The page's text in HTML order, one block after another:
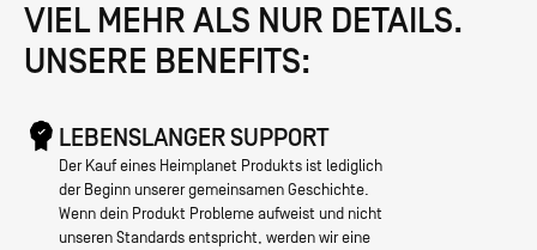
VIEL MEHR ALS NUR DETAILS.
UNSERE BENEFITS:
LEBENSLANGER SUPPORT
Der Kauf eines Heimplanet Produkts ist lediglich
der Beginn unserer gemeinsamen Geschichte.
Wenn dein Produkt Probleme aufweist und nicht
unseren Standards entspricht, werden wir eine